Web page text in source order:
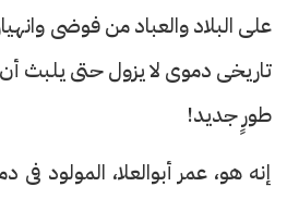
على البلاد والعباد من فوضى
تاريخى دموى لا يزول حتى يلبث
طورٍ جديد!
إنه هو، عمر أبوالعلا، المولود